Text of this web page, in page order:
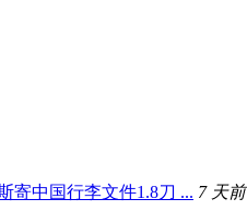
寄中国行李文件1.8刀 ... 7 天前